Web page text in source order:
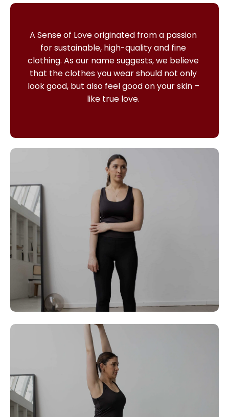
A Sense of Love originated from a passion
for sustainable, high-quality and fine
clothing. As our name suggests, we believe
that the clothes you wear should not only
look good, but also feel good on your skin –
like true love.